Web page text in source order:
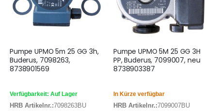
Pumpe UPMO 5m 25 GG 3h,
Buderus, 7098263,
8738901569
Verfügbarkeit: Auf Lager
HRB Artikelnr.:7098263BU
Pumpe UPMO 5M 25 GG 3H
PP, Buderus, 7099007, neu
8738903387
In Kürze verfügbar
HRB Artikelnr.:7099007BU